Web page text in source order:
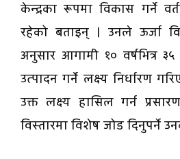
केन्द्रका रूपमा विकास गर्ने
रहेको बताइन् । उनले ऊर्जा
अनुसार आगामी १० वर्षभित्र
उत्पादन गर्ने लक्ष्य निर्धारण
उक्त लक्ष्य हासिल गर्न
विस्तारमा विशेष जोड दिनुपर्ने